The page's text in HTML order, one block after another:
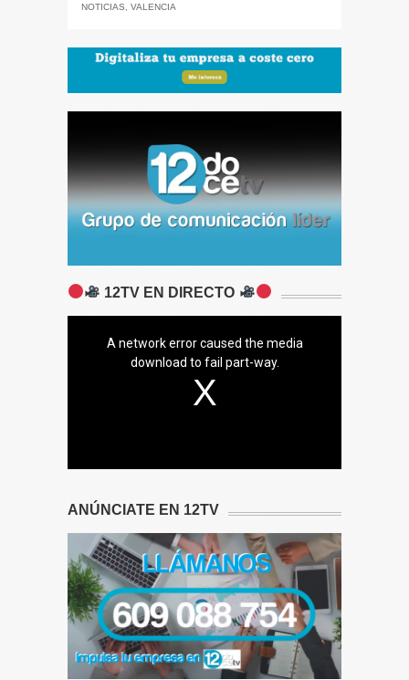
NOTICIAS
VALENCIA
12TV EN DIRECTO
A network error caused the media
download to fail part-way.
ANÚNCIATE EN 12TV